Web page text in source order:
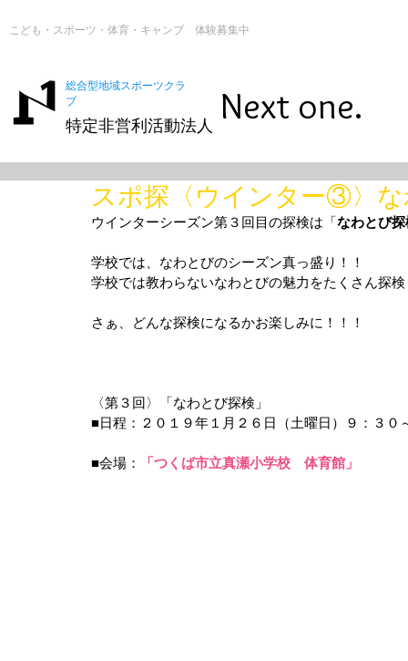
こども・スポーツ・体育・キャンプ 体験募集中
総合型地域スポーツクラ
ブ
特定非営利活動法人 Next one.
スポ探〈ウインター③〉
ウインターシーズン第３回目の探検は「なわとび探
学校では、なわとびのシーズン真っ盛り！！
学校では教わらないなわとびの魅力をたくさん探
さぁ、どんな探検になるかお楽しみに！！！
〈第３回〉「なわとび探検」
■日程：２０１９年１月２６日（土曜日）９：３０
■会場： 「つくば市立真瀬小学校　体育館」